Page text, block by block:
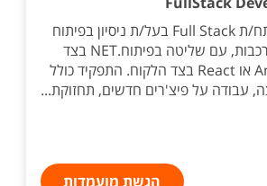
אנו מחפשים מפתח/ת Full Stack בעל/ת ניסיון בפיתוח
מערכות Web מורכבות, עם שליטה בפיתוח.NET בצד
השרת וב-Angular או React בצד הלקוח. התפקיד כולל
עבודה על פיצ'רים חדשים, תחזוקת...
הגשת מועמדות